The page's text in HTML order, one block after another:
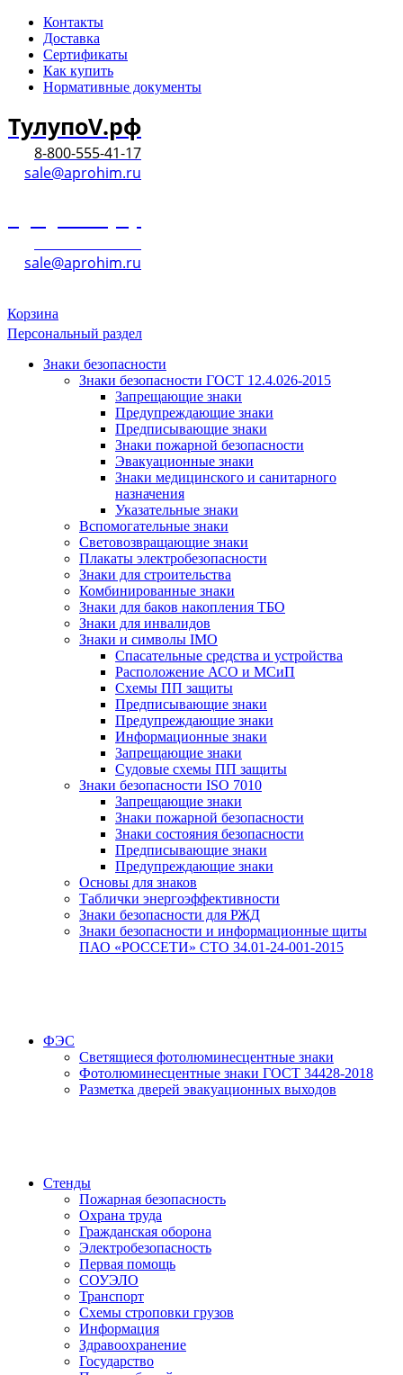
Контакты
Доставка
Сертификаты
Как купить
Нормативные документы
ТулупоV.рф
8-800-555-41-17
sale@aprohim.ru
sale@aprohim.ru
Корзина
Персональный раздел
Знаки безопасности
Знаки безопасности ГОСТ 12.4.026-2015
Запрещающие знаки
Предупреждающие знаки
Предписывающие знаки
Знаки пожарной безопасности
Эвакуационные знаки
Знаки медицинского и санитарного
назначения
Указательные знаки
Вспомогательные знаки
Световозвращающие знаки
Плакаты электробезопасности
Знаки для строительства
Комбинированные знаки
Знаки для баков накопления ТБО
Знаки для инвалидов
Знаки и символы IMO
Спасательные средства и устройства
Расположение АСО и МСиП
Схемы ПП защиты
Предписывающие знаки
Предупреждающие знаки
Информационные знаки
Запрещающие знаки
Судовые схемы ПП защиты
Знаки безопасности ISO 7010
Запрещающие знаки
Знаки пожарной безопасности
Знаки состояния безопасности
Предписывающие знаки
Предупреждающие знаки
Основы для знаков
Таблички энергоэффективности
Знаки безопасности для РЖД
Знаки безопасности и информационные щиты
ПАО «РОССЕТИ» СТО 34.01-24-001-2015
ФЭС
Светящиеся фотолюминесцентные знаки
Фотолюминесцентные знаки ГОСТ 34428-2018
Разметка дверей эвакуационных выходов
Стенды
Пожарная безопасность
Охрана труда
Гражданская оборона
Электробезопасность
Первая помощь
СОУЭЛО
Транспорт
Схемы строповки грузов
Информация
Здравоохранение
Государство